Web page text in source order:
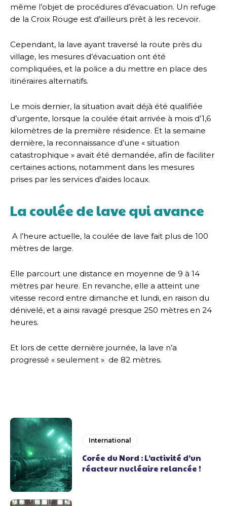
même l’objet de procédures d’évacuation. Un refuge
de la Croix Rouge est d’ailleurs prêt à les recevoir.
Cependant, la lave ayant traversé la route près du
village, les mesures d’évacuation ont été
compliquées, et la police a du mettre en place des
itinéraires alternatifs.
Le mois dernier, la situation avait déjà été qualifiée
d’urgente, lorsque la coulée était arrivée à mois d’1,6
kilomètres de la première résidence. Et la semaine
dernière, la reconnaissance d’une « situation
catastrophique » avait été demandée, afin de faciliter
certaines actions, notamment dans les mesures
prises par les services d’aides locaux.
La coulée de lave qui avance
A l’heure actuelle, la coulée de lave fait plus de 100
mètres de large.
Elle parcourt une distance en moyenne de 9 à 14
mètres par heure. En revanche, elle a atteint une
vitesse record entre dimanche et lundi, en raison du
dénivelé, et a ainsi ravagé presque 250 mètres en 24
heures.
Et lors de cette dernière journée, la lave n’a
progressé « seulement » de 82 mètres.
International
Corée du Nord : L’activité d’un
réacteur nucléaire relancée !